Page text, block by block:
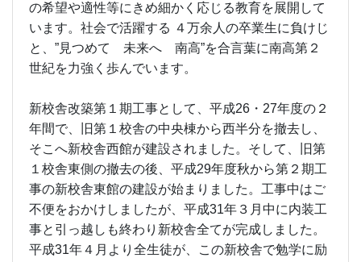
の希望や適性等にきめ細かく応じる教育を展開して
います。社会で活躍する ４万余人の卒業生に負けじ
と、”見つめて 未来へ 南高”を合言葉に南高第２
世紀を力強く歩んでいます。
新校舎改築第１期工事として、平成26・27年度の２
年間で、旧第１校舎の中央棟から西半分を撤去し、
そこへ新校舎西館が建設されました。そして、旧第
１校舎東側の撤去の後、平成29年度秋から第２期工
事の新校舎東館の建設が始まりました。工事中はご
不便をおかけしましたが、平成31年３月中に内装工
事と引っ越しも終わり新校舎全てが完成しました。
平成31年４月より全生徒が、この新校舎で勉学に励